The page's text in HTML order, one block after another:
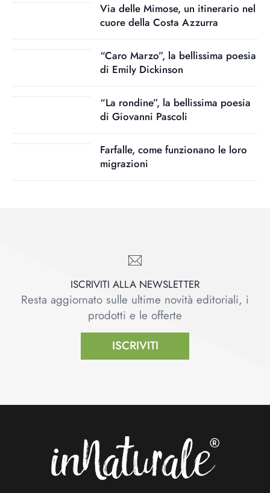
Via delle Mimose, un itinerario nel
cuore della Costa Azzurra
“Caro Marzo”, la bellissima poesia
di Emily Dickinson
“La rondine”, la bellissima poesia
di Giovanni Pascoli
Farfalle, come funzionano le loro
migrazioni
ISCRIVITI ALLA NEWSLETTER
Resta aggiornato sulle ultime novità editoriali, i
prodotti e le offerte
ISCRIVITI